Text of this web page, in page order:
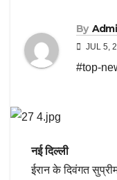
By
JUL 5,
#top-
नई दिल्ली
ईरान के दिवंगत